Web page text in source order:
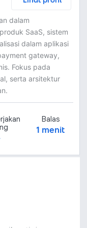
dalam
SaaS, sistem
dalam aplikasi
gateway,
Fokus pada
serta arsitektur
Balas
1 menit